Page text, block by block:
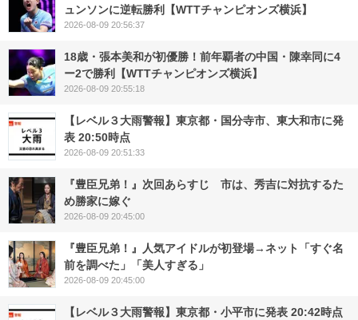
ュンソンに逆転勝利【WTTチャンピオンズ横浜】
2026-08-09 20:56:37
18歳・張本美和が初優勝！前年覇者の中国・陳幸同に4
ー2で勝利【WTTチャンピオンズ横浜】
2026-08-09 20:55:18
【レベル３大雨警報】東京都・国分寺市、東大和市に発
表 20:50時点
2026-08-09 20:51:33
『豊臣兄弟！』次回あらすじ 市は、秀吉に対抗するた
め勝家に嫁ぐ
2026-08-09 20:45:00
『豊臣兄弟！』人気アイドルが初登場→ネット「すぐ名
前を調べた」「美人すぎる」
2026-08-09 20:45:00
【レベル３大雨警報】東京都・小平市に発表 20:42時点